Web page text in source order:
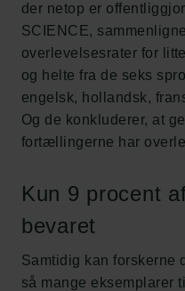
der netop er
SCIENCE,
overlevelsesrater for
og helte fra de seks
engelsk, hollandsk,
Og de konkluderer, at
fortællingerne har
Kun 9 procent
bevaret
Samtidig kan forskerne
så mange eksemplarer